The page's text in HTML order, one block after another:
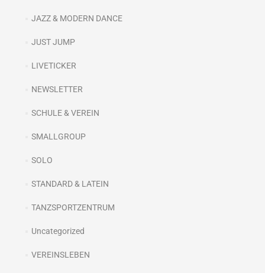
JAZZ & MODERN DANCE
JUST JUMP
LIVETICKER
NEWSLETTER
SCHULE & VEREIN
SMALLGROUP
SOLO
STANDARD & LATEIN
TANZSPORTZENTRUM
Uncategorized
VEREINSLEBEN